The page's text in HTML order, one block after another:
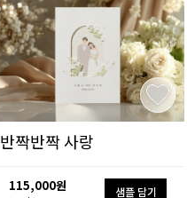
반짝반짝 사랑
115,000원 샘플 담기